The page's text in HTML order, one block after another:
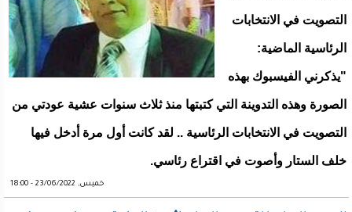
التصويت في الانتخابات
الرئاسية الماضية:
"يذكرني الفيسبوك بهذه
الصورة وهذه التدوينة التي كتبتها منذ ثلاث سنوات عشية عودتي من
التصويت في الانتخابات الرئاسية .. لقد كانت أول مرة أدخل فيها
خلف الستار وأصوت في اقتراع رئاسي.
خميس, 23/06/2022 - 18:00